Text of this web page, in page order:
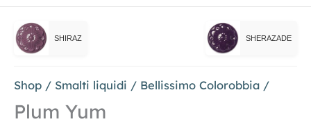
SHIRAZ SHERAZADE
Shop / Smalti liquidi / Bellissimo Colorobbia /
Plum Yum